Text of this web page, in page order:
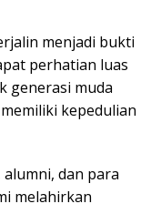
menjadi bukti
perhatian luas
generasi muda
kepedulian
dan para
melahirkan